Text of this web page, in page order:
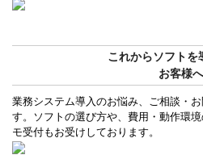
これからソフトを
お客様へ
業務システム導入のお悩み、ご相談・
す。ソフトの選び方や、費用・動作環
モ受付もお受けしております。